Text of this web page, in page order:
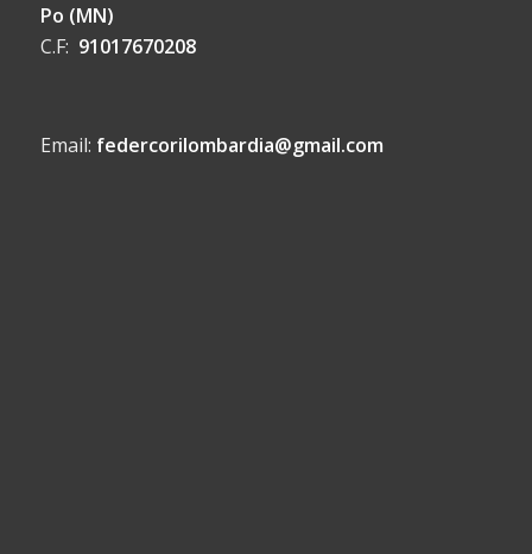
Po (MN)
C.F: 91017670208
Email: federcorilombardia@gmail.com